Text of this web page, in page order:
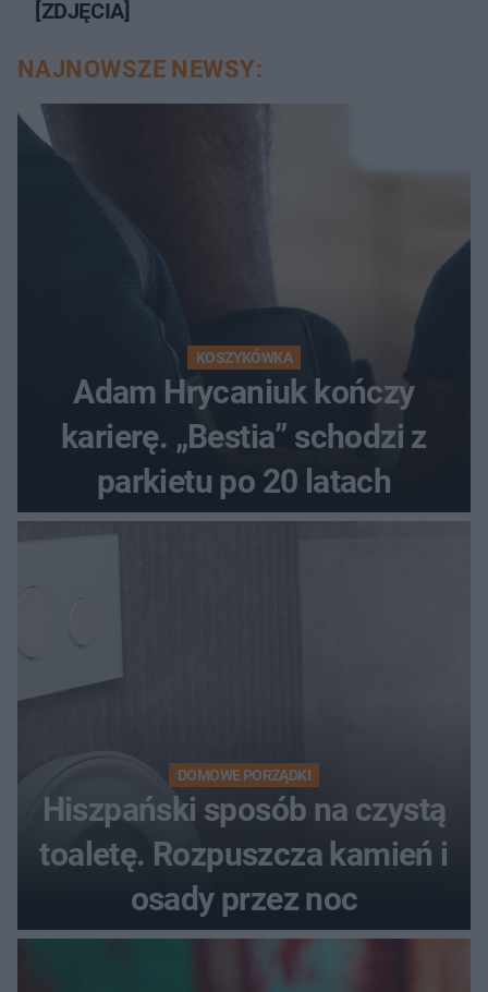
[ZDJĘCIA]
NAJNOWSZE NEWSY:
KOSZYKÓWKA
Adam Hrycaniuk kończy
karierę. „Bestia” schodzi z
parkietu po 20 latach
DOMOWE PORZĄDKI
Hiszpański sposób na czystą
toaletę. Rozpuszcza kamień i
osady przez noc